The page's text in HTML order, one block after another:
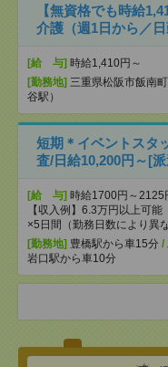
【無資格でも時給
介護（週1日から／
[給 与] 時給1,410円～
[勤務地] 三重県松阪市飯南
谷駅）
短期＊イベントスタ
査/日給10,200円～[
[給 与] 時給1700円～2125
【収入例】6.3万円以上可
×5日間（勤務日数により異な
[勤務地] 豊橋駅から車15分 /
岩口駅から車10分